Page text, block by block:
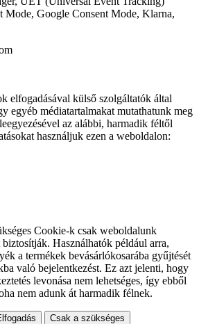
Mode, Google Consent Mode, Klarna,
elfogadásával külső szolgáltatók által
egyéb médiatartalmakat mutathatunk meg
az alábbi, harmadik féltől
használjuk ezen a weboldalon:
Cookie-k csak weboldalunk
Használhatók például arra,
a termékek bevásárlókosarába gyűjtését
való bejelentkezést. Ez azt jelenti, hogy
levonása nem lehetséges, így ebből
nem adunk át harmadik félnek.
Csak a szükséges